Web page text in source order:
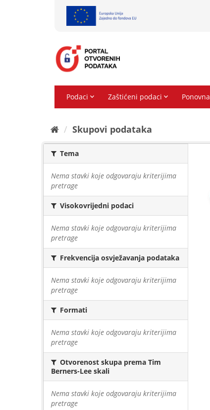
Skupovi podаtаkа
Tema
Nema stavki koje odgovaraju kriterijima
pretrage
Visokovrijedni podaci
Nema stavki koje odgovaraju kriterijima
pretrage
Frekvencija osvježavanja podataka
Nema stavki koje odgovaraju kriterijima
pretrage
Formati
Nema stavki koje odgovaraju kriterijima
pretrage
Otvorenost skupa prema Tim
Berners-Lee skali
Nema stavki koje odgovaraju kriterijima
pretrage